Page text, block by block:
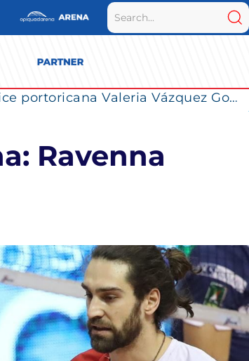
La Numia Vero Volley completa il roster: la schiacciatrice portoricana Valeria Vázquez Gomez è l’ultimo innesto di Milano per la stagione 2026/2027
Ravenna